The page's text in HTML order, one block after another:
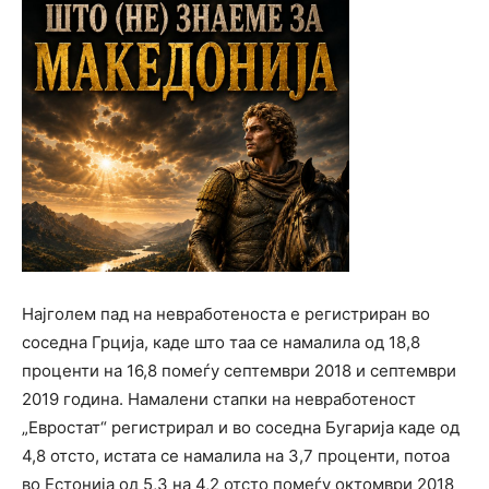
Најголем пад на невработеноста е регистриран во
соседна Грција, каде што таа се намалила од 18,8
проценти на 16,8 помеѓу септември 2018 и септември
2019 година. Намалени стапки на невработеност
„Евростат“ регистрирал и во соседна Бугарија каде од
4,8 отсто, истата се намалила на 3,7 проценти, потоа
во Естонија од 5,3 на 4,2 отсто помеѓу октомври 2018